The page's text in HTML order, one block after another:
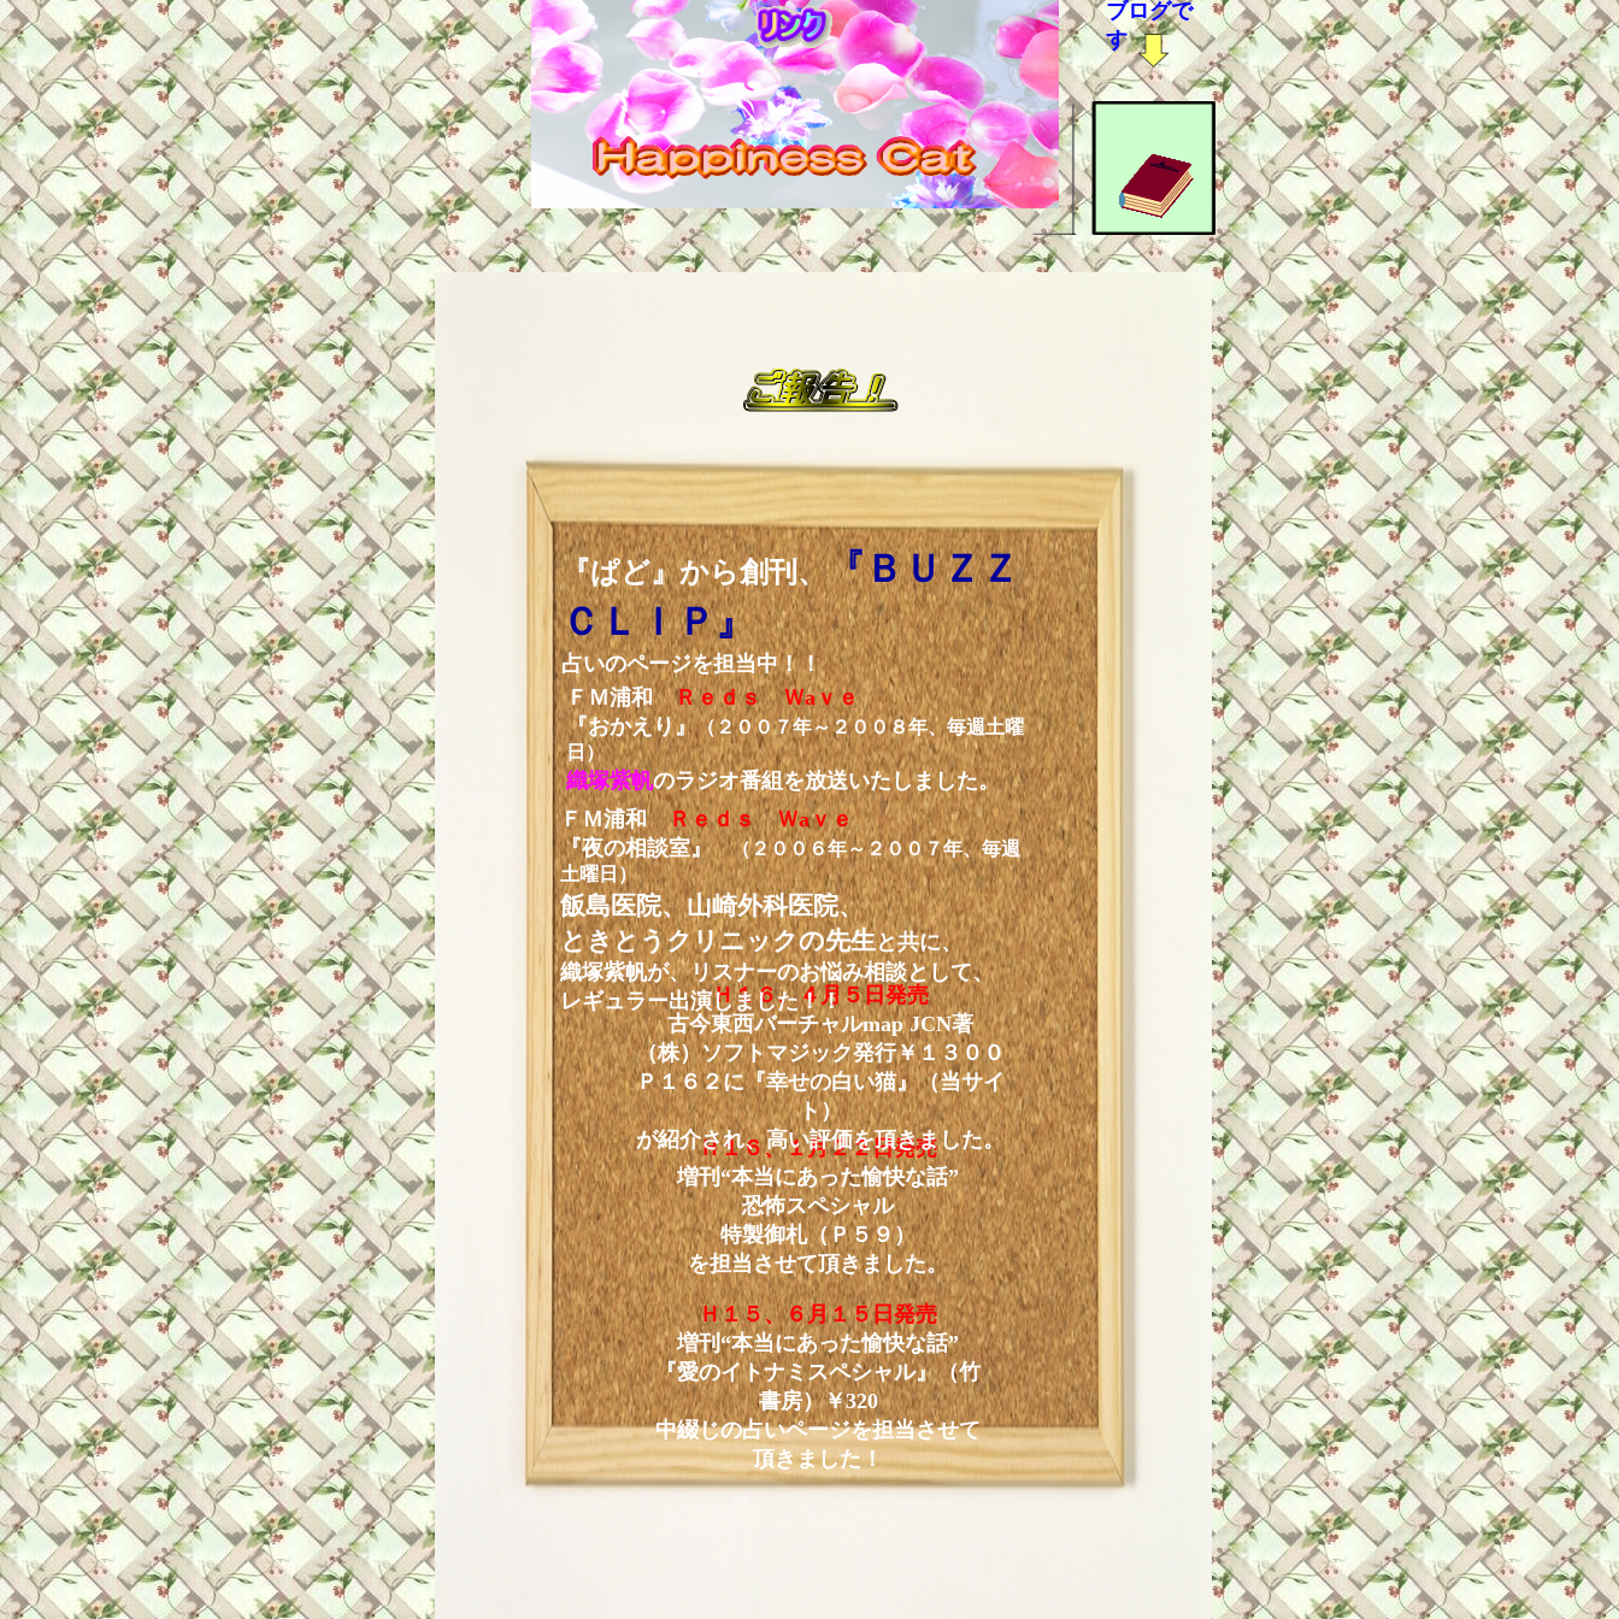
『ぱど』から創刊、『ＢＵＺＺ
ＣＬＩＰ』
占いのページを担当中！！
ブログで
す
Ｈ１６、４月５日発売
古今東西バーチャルmap JCN著
（株）ソフトマジック発行￥１３００
Ｐ１６２に『幸せの白い猫』（当サイ
ト）
が紹介され、高い評価を頂きました。
ＦＭ浦和Ｒｅｄｓ Ｗaｖｅ
『おかえり』（２００７年～２００８年、毎週土曜
日）
織塚紫帆のラジオ番組を放送いたしました。
Ｈ１６、１月２２日発売
増刊“本当にあった愉快な話”
恐怖スペシャル
特製御札（Ｐ５９）
を担当させて頂きました。
Ｈ１５、６月１５日発売
増刊“本当にあった愉快な話”
『愛のイトナミスペシャル』（竹
書房）￥320
中綴じの占いページを担当させて
頂きました！
ＦＭ浦和Ｒｅｄｓ Ｗaｖｅ
『夜の相談室』（２００６年～２００７年、毎週
土曜日）
飯島医院、山崎外科医院、
ときとうクリニックの先生と共に、
織塚紫帆が、リスナーのお悩み相談として、
レギュラー出演しました！！